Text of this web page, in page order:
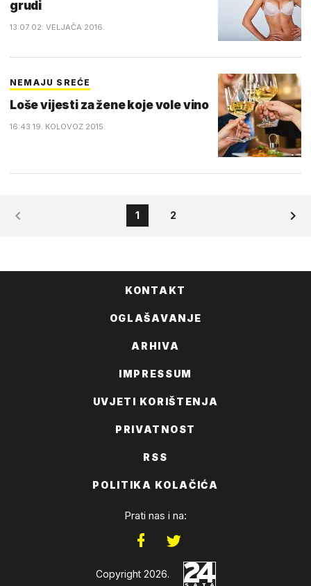
grudi
13:07 02. VELJAČA 2016.
NEMAJU SREĆE
Loše vijesti za žene koje vole vino
16:43 19. KOLOVOZ 2015.
1 2
KONTAKT
OGLAŠAVANJE
ARHIVA
IMPRESSUM
UVJETI KORIŠTENJA
PRIVATNOST
RSS
POLITIKA KOLAČIĆA
Prati nas i na:
Copyright 2026.